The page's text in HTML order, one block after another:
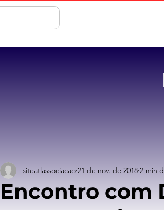
Encontro com
siteatlassociacao 21 de nov. de 2018 2 min